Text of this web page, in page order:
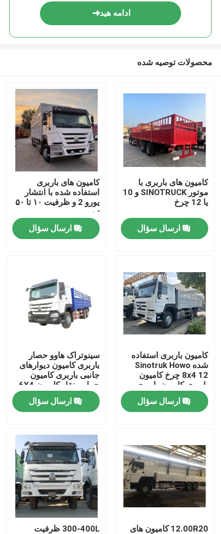
محصولات
فیلم های
تور کارخانه
کنترل کیفیت
درخواست نقل قول
کامیون های زباله برداری استفاده شده
کامیون های تخلیه کننده دست دوم
ادامه هید
محصولات توصیه شده
کامیون های باربری با
موتور SINOTRUCK و 10
یا 12 چرخ
ارسال سؤال
کامیون های باربری
استفاده شده با انتشار
یورو 2 و ظرفیت ۱۰ تا ۵۰
تن
ارسال سؤال
کامیون باربری استفاده
شده Sinotruk Howo
8x4 12 چرخ کامیون
باربری کامیون باربری
کامیون
ارسال سؤال
سینوتراک هاوو حصار
باربری کامیون دیوارهای
جانبی باربری کامیون
حمل و نقل کامیون 6X4
کار سنگین 380hp
ارسال سؤال
12.00R20 کامیون های
300-400L ظرفیت